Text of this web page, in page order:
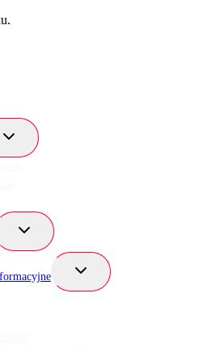
Przełącz
Przełącz
podrzędne
Przełącz
podrzędne